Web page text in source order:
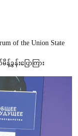
of the Union State
ခွန်းပြောကြား